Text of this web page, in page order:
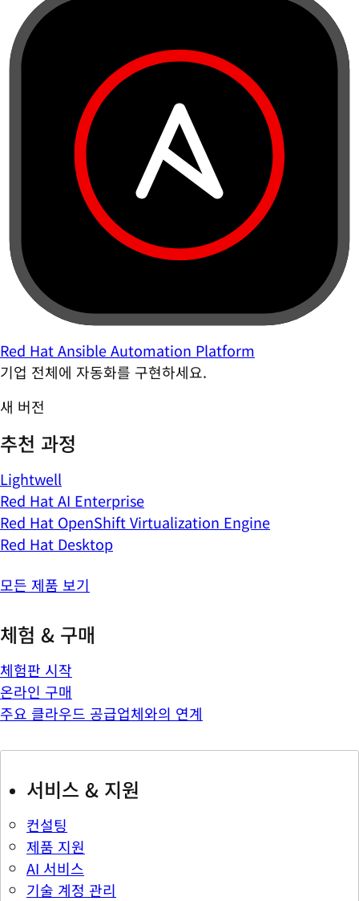
Red Hat Ansible Automation Platform
기업 전체에 자동화를 구현하세요.
새 버전
추천 과정
Lightwell
Red Hat AI Enterprise
Red Hat OpenShift Virtualization Engine
Red Hat Desktop
모든 제품 보기
체험 & 구매
체험판 시작
온라인 구매
주요 클라우드 공급업체와의 연계
서비스 & 지원
컨설팅
제품 지원
AI 서비스
기술 계정 관리